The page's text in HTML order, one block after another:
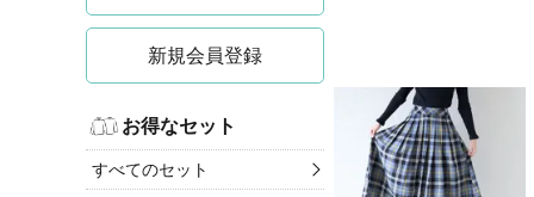
新規会員登録
お得なセット
すべてのセット